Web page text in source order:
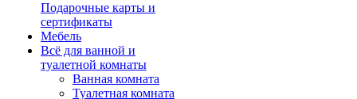
Подарочные карты и
сертификаты
Мебель
Всё для ванной и
туалетной комнаты
Ванная комната
Туалетная комната